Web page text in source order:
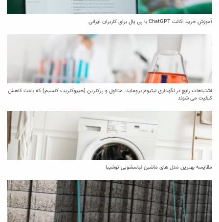
آموزش خرید اکانت ChatGPT با پی پال برای کاربران ایرانی
اشتباهات رایج در نگهداری لیتیوم بروماید، متانول و پرکلرین (هیپوکلریت کلسیم) که باعث کاهش
کیفیت می‌ شوند
مقایسه بهترین مدل ‌های ماشین لباسشویی توشیبا